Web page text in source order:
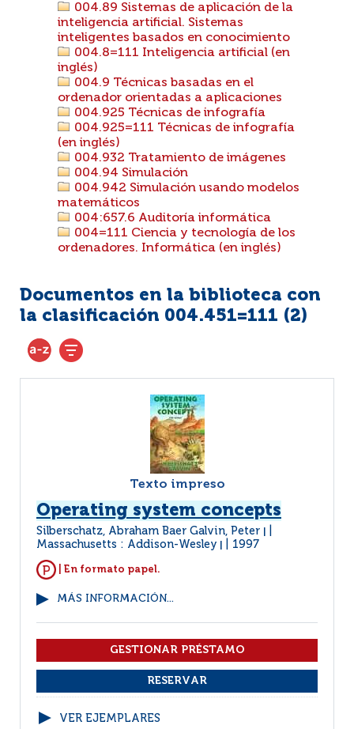
004.89 Sistemas de aplicación de la
inteligencia artificial. Sistemas
inteligentes basados en conocimiento
004.8=111 Inteligencia artificial (en
inglés)
004.9 Técnicas basadas en el
ordenador orientadas a aplicaciones
004.925 Técnicas de infografía
004.925=111 Técnicas de infografía
(en inglés)
004.932 Tratamiento de imágenes
004.94 Simulación
004.942 Simulación usando modelos
matemáticos
004:657.6 Auditoría informática
004=111 Ciencia y tecnología de los
ordenadores. Informática (en inglés)
Documentos en la biblioteca con
la clasificación 004.451=111 (2)
Texto impreso
Operating system concepts
Silberschatz, Abraham Baer Galvin, Peter
Massachusetts : Addison-Wesley 1997
| En formato papel.
MÁS INFORMACIÓN...
VER EJEMPLARES